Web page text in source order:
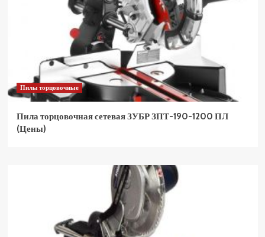
Пилы торцовочные
Пила торцовочная сетевая ЗУБР ЗПТ-190-1200 ПЛ
(Цены)